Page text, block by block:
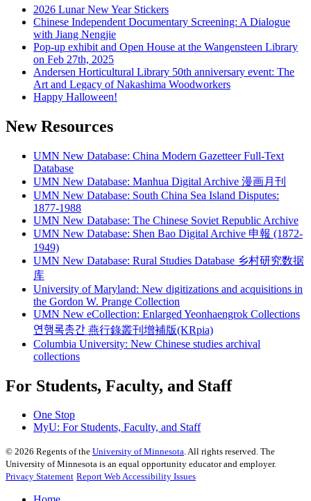
2026 Lunar New Year Stickers
Chinese Independent Documentary Screening: A Dialogue
with Jiang Nengjie
Pop-up exhibit and Open House at the Wangensteen Library
on Feb 27th, 2025
Andersen Horticultural Library 50th anniversary event: The
Art and Legacy of Nakashima Woodworkers
Happy Halloween!
New Resources
UMN New Database: China Modern Gazetteer Full-Text
Database
UMN New Database: Manhua Digital Archive 漫画月刊
UMN New Database: South China Sea Island Disputes:
1877-1988
UMN New Database: The Chinese Soviet Republic Archive
UMN New Database: Shen Bao Digital Archive 申報 (1872-
1949)
UMN New Database: Rural Studies Database 乡村研究数据
库
University of Maryland: New digitizations and acquisitions in
the Gordon W. Prange Collection
UMN New eCollection: Enlarged Yeonhaengrok Collections
연행록총간 燕行錄叢刊增補版(KRpia)
Columbia University: New Chinese studies archival
collections
For Students, Faculty, and Staff
One Stop
MyU: For Students, Faculty, and Staff
© 2026 Regents of the University of Minnesota. All rights reserved. The
University of Minnesota is an equal opportunity educator and employer.
Privacy Statement Report Web Accessibility Issues